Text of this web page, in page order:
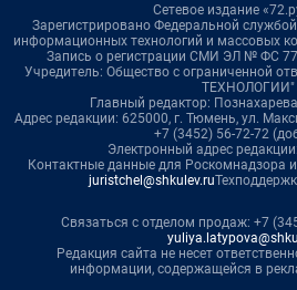
Сетевое издание
Зарегистрировано Федеральной
информационных технологий и массовых
Запись о регистрации СМИ ЭЛ № ФС
Учредитель: Общество с ограниченной
ТЕХНОЛОГИИ"
Главный редактор:
Адрес редакции: 625000, г. Тюмень, ул.
+7 (3452) 56-72-72
Электронный адрес редакции:
Контактные данные для Роскомнадзора
juristchel@shkulev.ru
Связаться с отделом продаж: +7
Редакция сайта не несет
информации, содержащейся в